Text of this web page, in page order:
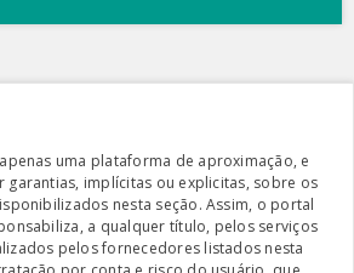
uma plataforma de aproximação, e
garantias, implícitas ou explicitas, sobre os
nesta seção. Assim, o portal
a qualquer título, pelos serviços
pelos fornecedores listados nesta